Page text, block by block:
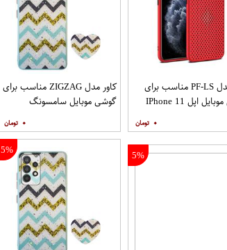
کاور مدل PF-LS مناسب برای
گوشی موبایل اپل IPhone 11
۰
کاور مدل ZIGZAG مناسب برای
گوشی موبایل سامسونگ
نگهدارنده
۰
5%
5%